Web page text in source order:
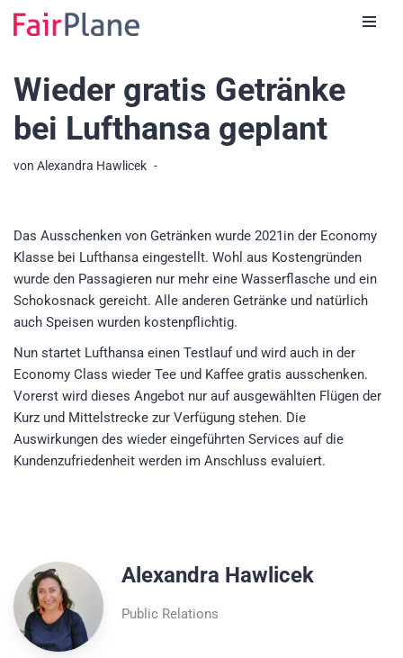
Wieder gratis Getränke
bei Lufthansa geplant
von Alexandra Hawlicek
Das Ausschenken von Getränken wurde 2021in der Economy
Klasse bei Lufthansa eingestellt. Wohl aus Kostengründen
wurde den Passagieren nur mehr eine Wasserflasche und ein
Schokosnack gereicht. Alle anderen Getränke und natürlich
auch Speisen wurden kostenpflichtig.
Nun startet Lufthansa einen Testlauf und wird auch in der
Economy Class wieder Tee und Kaffee gratis ausschenken.
Vorerst wird dieses Angebot nur auf ausgewählten Flügen der
Kurz und Mittelstrecke zur Verfügung stehen. Die
Auswirkungen des wieder eingeführten Services auf die
Kundenzufriedenheit werden im Anschluss evaluiert.
Alexandra Hawlicek
Public Relations